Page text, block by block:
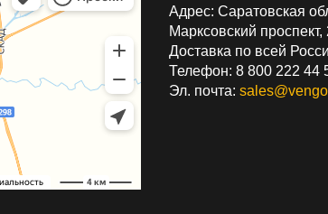
Адрес: Саратовская
Марксовский проспект,
Доставка по всей
Телефон: 8 800 222 44
Эл. почта: